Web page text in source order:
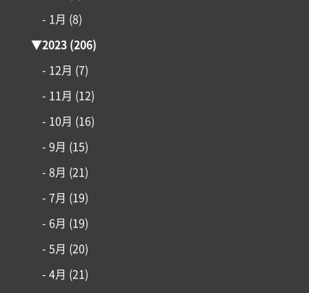
- 1月 (8)
▼2023(206)
- 12月 (7)
- 11月 (12)
- 10月 (16)
- 9月 (15)
- 8月 (21)
- 7月 (19)
- 6月 (19)
- 5月 (20)
- 4月 (21)